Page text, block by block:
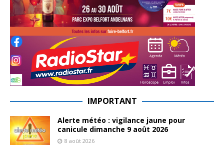
IMPORTANT
Alerte météo : vigilance jaune pour
canicule dimanche 9 août 2026
8 août 2026